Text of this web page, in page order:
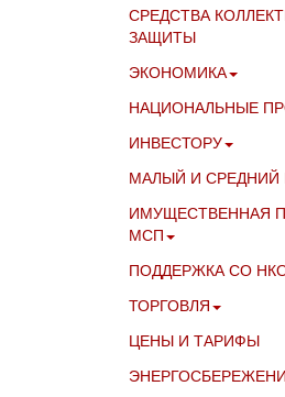
СРЕДСТВА
ЗАЩИТЫ
ЭКОНОМИКА
НАЦИОНАЛЬНЫЕ
ИНВЕСТОРУ
МАЛЫЙ И СРЕДНИЙ
ИМУЩЕСТВЕННАЯ
МСП
ПОДДЕРЖКА СО
ТОРГОВЛЯ
ЦЕНЫ И ТАРИФЫ